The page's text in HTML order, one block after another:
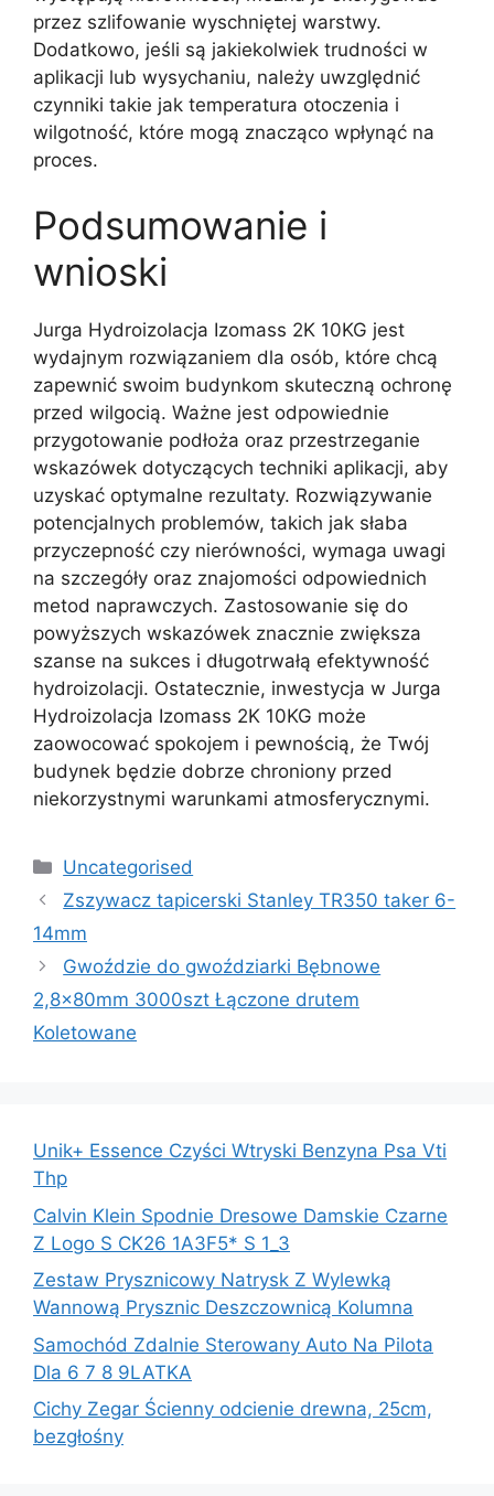
przez szlifowanie wyschniętej warstwy.
Dodatkowo, jeśli są jakiekolwiek trudności w
aplikacji lub wysychaniu, należy uwzględnić
czynniki takie jak temperatura otoczenia i
wilgotność, które mogą znacząco wpłynąć na
proces.
Podsumowanie i
wnioski
Jurga Hydroizolacja Izomass 2K 10KG jest
wydajnym rozwiązaniem dla osób, które chcą
zapewnić swoim budynkom skuteczną ochronę
przed wilgocią. Ważne jest odpowiednie
przygotowanie podłoża oraz przestrzeganie
wskazówek dotyczących techniki aplikacji, aby
uzyskać optymalne rezultaty. Rozwiązywanie
potencjalnych problemów, takich jak słaba
przyczepność czy nierówności, wymaga uwagi
na szczegóły oraz znajomości odpowiednich
metod naprawczych. Zastosowanie się do
powyższych wskazówek znacznie zwiększa
szanse na sukces i długotrwałą efektywność
hydroizolacji. Ostatecznie, inwestycja w Jurga
Hydroizolacja Izomass 2K 10KG może
zaowocować spokojem i pewnością, że Twój
budynek będzie dobrze chroniony przed
niekorzystnymi warunkami atmosferycznymi.
Kategorie
Uncategorised
Zszywacz tapicerski Stanley TR350 taker 6-
14mm
Gwoździe do gwoździarki Bębnowe
2,8x80mm 3000szt Łączone drutem
Koletowane
Unik+ Essence Czyści Wtryski Benzyna Psa Vti
Thp
Calvin Klein Spodnie Dresowe Damskie Czarne
Z Logo S CK26 1A3F5* S 1_3
Zestaw Prysznicowy Natrysk Z Wylewką
Wannową Prysznic Deszczownicą Kolumna
Samochód Zdalnie Sterowany Auto Na Pilota
Dla 6 7 8 9LATKA
Cichy Zegar Ścienny odcienie drewna, 25cm,
bezgłośny